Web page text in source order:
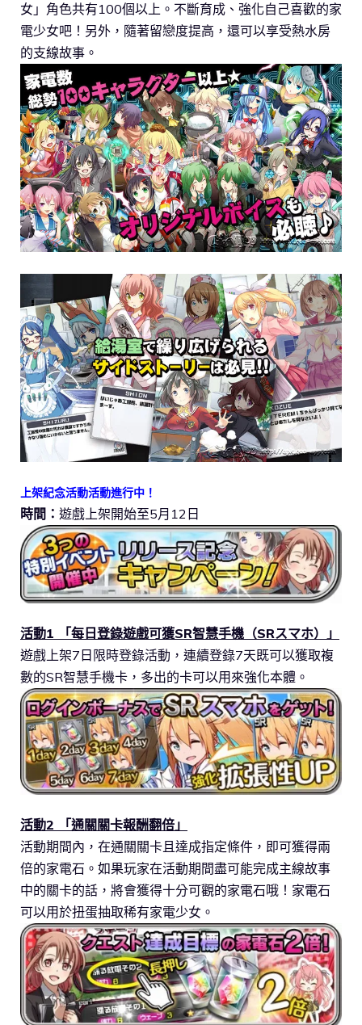
女」角色共有100個以上。不斷育成、強化自己喜歡的家
電少女吧！另外，隨著留戀度提高，還可以享受熱水房
的支線故事。
上架紀念活動活動進行中！
時間： 遊戲上架開始至5月12日
活動1 「每日登錄遊戲可獲SR智慧手機（SRスマホ）」
遊戲上架7日限時登錄活動，連續登錄7天既可以獲取複
數的SR智慧手機卡，多出的卡可以用來強化本體。
活動2 「通關關卡報酬翻倍」
活動期間內，在通關關卡且達成指定條件，即可獲得兩
倍的家電石。如果玩家在活動期間盡可能完成主線故事
中的關卡的話，將會獲得十分可觀的家電石哦！家電石
可以用於扭蛋抽取稀有家電少女。